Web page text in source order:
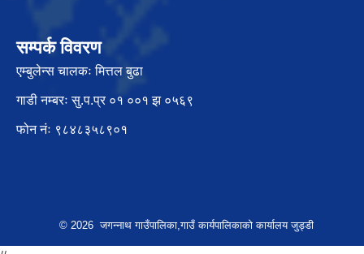
सम्पर्क विवरण
एम्बुलेन्स चालकः मित्तल बुढा
गाडी नम्बरः सु.प.प्र ०१ ००१ झ ०५६९
फोन नंः ९८४८३५८९०१
© 2026 जगन्नाथ गाउँपालिका,गाउँ कार्यपालिकाको कार्यालय जुड्डी